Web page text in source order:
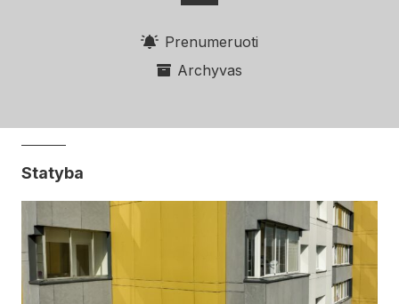
Prenumeruoti
Archyvas
Statyba